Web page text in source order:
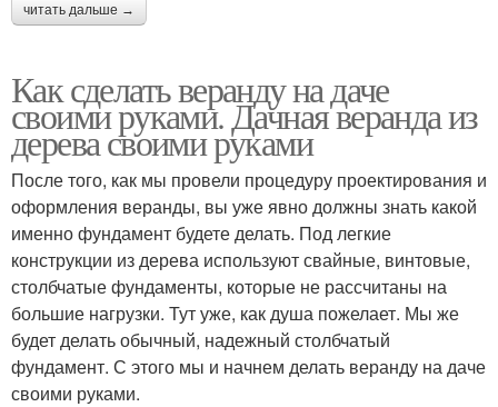
читать дальше →
Как сделать веранду на даче
своими руками. Дачная веранда из
дерева своими руками
После того, как мы провели процедуру проектирования и
оформления веранды, вы уже явно должны знать какой
именно фундамент будете делать. Под легкие
конструкции из дерева используют свайные, винтовые,
столбчатые фундаменты, которые не рассчитаны на
большие нагрузки. Тут уже, как душа пожелает. Мы же
будет делать обычный, надежный столбчатый
фундамент. С этого мы и начнем делать веранду на даче
своими руками.